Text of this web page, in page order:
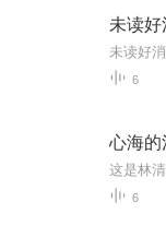
未读好
6
心海的
6